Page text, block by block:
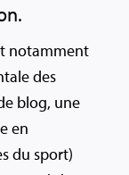
notamment
des
blog, une
en
du sport)